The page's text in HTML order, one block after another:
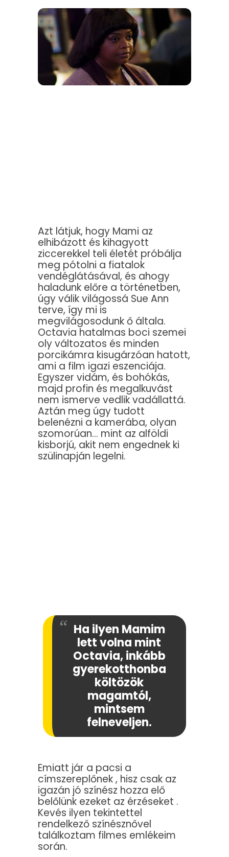
Azt látjuk, hogy Mami az
elhibázott és kihagyott
ziccerekkel teli életét próbálja
meg pótolni a fiatalok
vendéglátásával, és ahogy
haladunk előre a történetben,
úgy válik világossá Sue Ann
terve, így mi is
megvilágosodunk ő általa.
Octavia hatalmas boci szemei
oly változatos és minden
porcikámra kisugárzóan hatott,
ami a film igazi eszenciája.
Egyszer vidám, és bohókás,
majd profin és megalkuvást
nem ismerve vedlik vadállattá.
Aztán meg úgy tudott
belenézni a kamerába, olyan
szomorúan… mint az alföldi
kisborjú, akit nem engednek ki
szülinapján legelni.
Ha ilyen Mamim
lett volna mint
Octavia, inkább
gyerekotthonba
költözök
magamtól,
mintsem
felneveljen.
Emiatt jár a pacsi a
címszereplőnek , hisz csak az
igazán jó színész hozza elő
belőlünk ezeket az érzéseket .
Kevés ilyen tekintettel
rendelkező színésznővel
találkoztam filmes emlékeim
során.